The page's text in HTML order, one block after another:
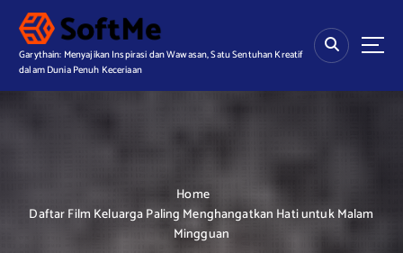
t
Garythain: Menyajikan Inspirasi dan Wawasan, Satu Sentuhan Kreatif
dalam Dunia Penuh Keceriaan
Home
Daftar Film Keluarga Paling Menghangatkan Hati untuk Malam
Mingguan